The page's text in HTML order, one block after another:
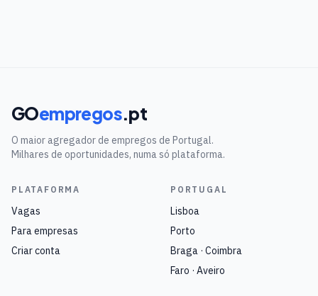
GOempregos.pt
O maior agregador de empregos de Portugal.
Milhares de oportunidades, numa só plataforma.
PLATAFORMA
Vagas
Para empresas
Criar conta
PORTUGAL
Lisboa
Porto
Braga · Coimbra
Faro · Aveiro